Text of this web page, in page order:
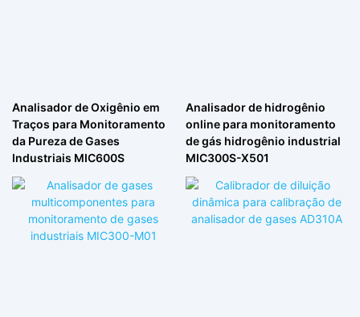
Analisador de Oxigênio em
Traços para Monitoramento
da Pureza de Gases
Industriais MIC600S
Analisador de hidrogênio
online para monitoramento
de gás hidrogênio industrial
MIC300S-X501